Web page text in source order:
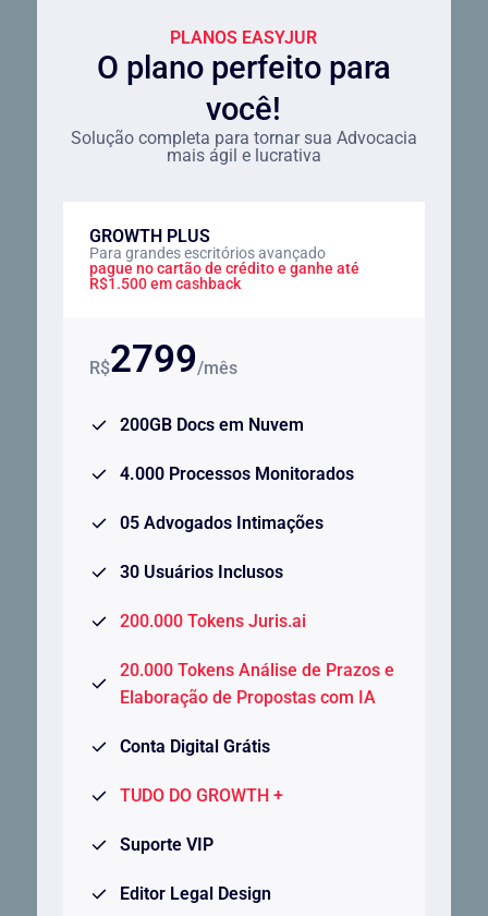
PLANOS EASYJUR
O plano perfeito para
você!
Solução completa para tornar sua Advocacia
mais ágil e lucrativa
GROWTH PLUS
Para grandes escritórios avançado
pague no cartão de crédito e ganhe até
R$1.500 em cashback
R$2799/mês
200GB Docs em Nuvem
4.000 Processos Monitorados
05 Advogados Intimações
30 Usuários Inclusos
200.000 Tokens Juris.ai
20.000 Tokens Análise de Prazos e
Elaboração de Propostas com IA
Conta Digital Grátis
TUDO DO GROWTH +
Suporte VIP
Editor Legal Design